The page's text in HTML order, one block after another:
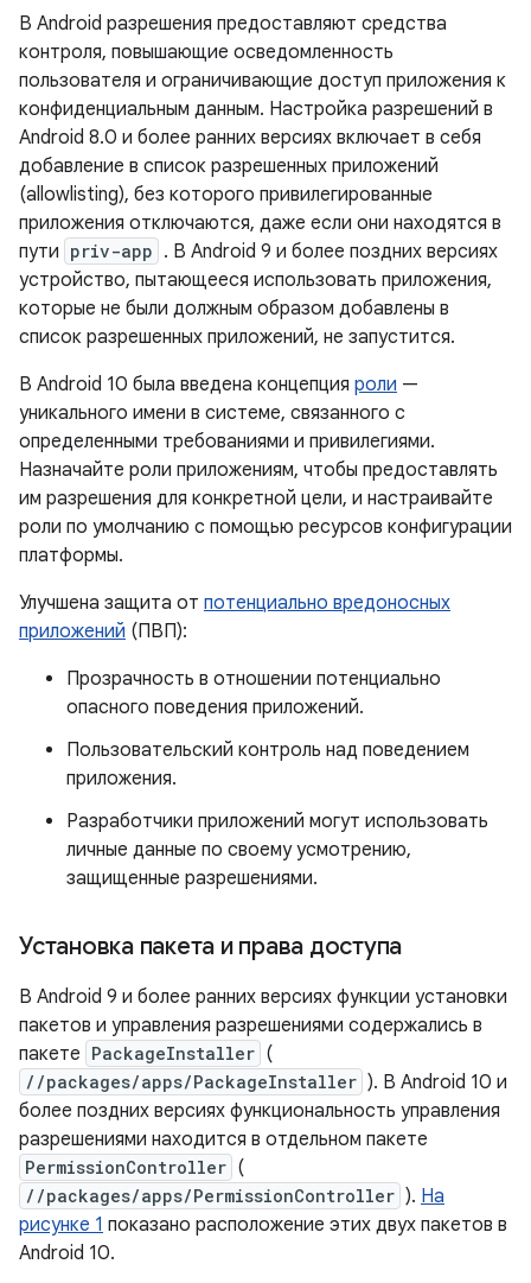
В Android разрешения предоставляют средства
контроля, повышающие осведомленность
пользователя и ограничивающие доступ приложения к
конфиденциальным данным. Настройка разрешений в
Android 8.0 и более ранних версиях включает в себя
добавление в список разрешенных приложений
(allowlisting), без которого привилегированные
приложения отключаются, даже если они находятся в
пути priv-app . В Android 9 и более поздних версиях
устройство, пытающееся использовать приложения,
которые не были должным образом добавлены в
список разрешенных приложений, не запустится.
В Android 10 была введена концепция роли —
уникального имени в системе, связанного с
определенными требованиями и привилегиями.
Назначайте роли приложениям, чтобы предоставлять
им разрешения для конкретной цели, и настраивайте
роли по умолчанию с помощью ресурсов конфигурации
платформы.
Улучшена защита от потенциально вредоносных
приложений (ПВП):
Прозрачность в отношении потенциально
опасного поведения приложений.
Пользовательский контроль над поведением
приложения.
Разработчики приложений могут использовать
личные данные по своему усмотрению,
защищенные разрешениями.
Установка пакета и права доступа
В Android 9 и более ранних версиях функции установки
пакетов и управления разрешениями содержались в
пакете PackageInstaller (
//packages/apps/PackageInstaller ). В Android 10 и
более поздних версиях функциональность управления
разрешениями находится в отдельном пакете
PermissionController (
//packages/apps/PermissionController ). На
рисунке 1 показано расположение этих двух пакетов в
Android 10.